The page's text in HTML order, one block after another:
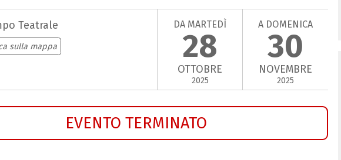
Teatrale
sulla mappa
DA MARTEDÌ
28
OTTOBRE
2025
A DOMENICA
30
NOVEMBRE
2025
EVENTO TERMINATO